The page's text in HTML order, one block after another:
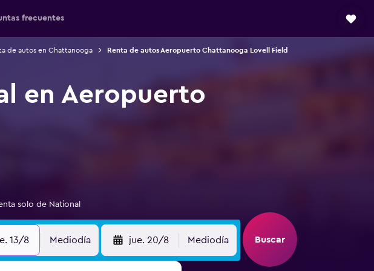
frecuentes
de autos en Chattanooga Renta de autos Aeropuerto Chattanooga Lovell Field
en Aeropuerto
solo de National
13/8 Mediodía jue. 20/8 Mediodía Buscar